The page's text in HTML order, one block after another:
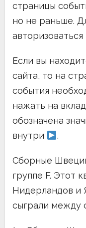
страницы
но не раньше.
авторизоваться
Если вы
сайта, то на
события
нажать на
обозначена
внутри
.
Сборные
группе F. Этот
Нидерландов и
сыграли между